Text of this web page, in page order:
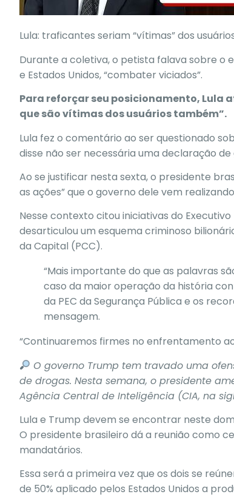
Lula: traficantes seriam “vítimas” dos
Durante a coletiva, o petista falava sobre o
e Estados Unidos, “combater viciados”.
Para reforçar seu posicionamento, Lula
que são vítimas dos usuários também”.
Lula fez o comentário ao ser questionado
disse não ser necessária uma declaração
Ao se justificar nesta sexta, o presidente
as ações” que o governo dele vem
Nesse contexto citou iniciativas do
desarticulou um esquema criminoso
da Capital (PCC).
“Mais importante do que as palavras
caso da maior operação da história
da PEC da Segurança Pública e os
mensagem.
“Continuaremos firmes no enfrentamento
O governo Trump tem travado uma
de drogas. Nesta semana, o presidente
Agência Central de Inteligência (CIA, na
Lula e Trump devem se encontrar neste
O presidente brasileiro dá a reunião como
mandatários.
Essa será a primeira vez que os dois se
de 50% aplicado pelos Estados Unidos a